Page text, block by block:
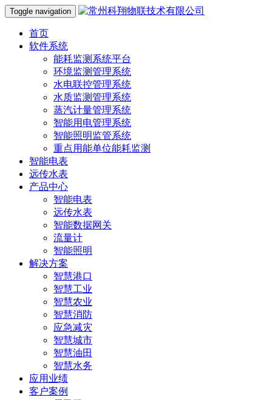
Toggle navigation
首页
软件系统
能耗监测系统平台
环境监测管理系统
水电联控管理系统
水质监测管理系统
蒸汽计量管理系统
智能用电管理系统
智能照明监管系统
重点用能单位能耗监测
智能电表
远传水表
产品中心
智能电表
远传水表
智能数据网关
流量计
智能照明
解决方案
智慧港口
智慧工业
智慧农业
智慧消防
应急减灾
智慧城市
智慧油田
智慧水务
应用业绩
客户案例